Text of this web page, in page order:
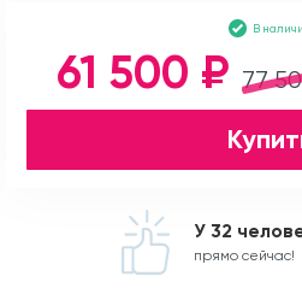
В
77
61 500 ₽
У 32
прямо сейчас!